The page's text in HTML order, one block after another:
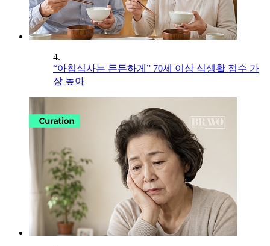
4.
“아침식사는 든든하게” 70세 이상 식생활 점수 가
장 높아